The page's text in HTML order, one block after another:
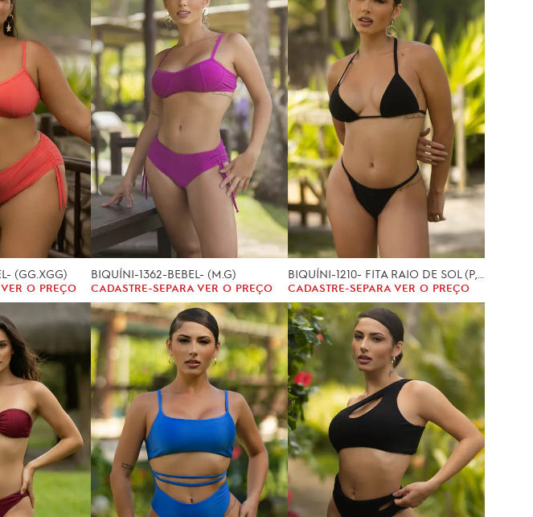
(GG.XGG)
O PREÇO
BIQUÍNI-1362-BEBEL- (M.G)
CADASTRE-SEPARA VER O PREÇO CADASTRE-SEPARA VER O PREÇO